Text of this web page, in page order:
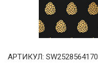
АРТИКУЛ: SW2528564170